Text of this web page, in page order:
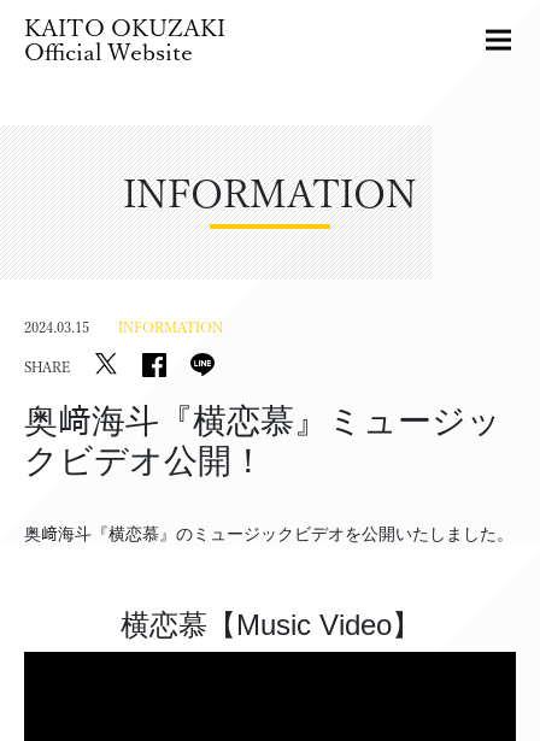
KAITO OKUZAKI
Official Website
INFORMATION
2024.03.15 INFORMATION
SHARE
奥﨑海斗『横恋慕』ミュージッ
クビデオ公開！
奥﨑海斗『横恋慕』のミュージックビデオを公開いたしました。
横恋慕【Music Video】